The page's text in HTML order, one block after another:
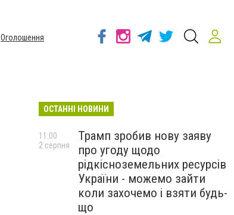
Оголошення
ОСТАННІ НОВИНИ
Трамп зробив нову заяву
про угоду щодо
рідкісноземельних ресурсів
України - можемо зайти
коли захочемо і взяти будь-
що
11:00
2 серпня